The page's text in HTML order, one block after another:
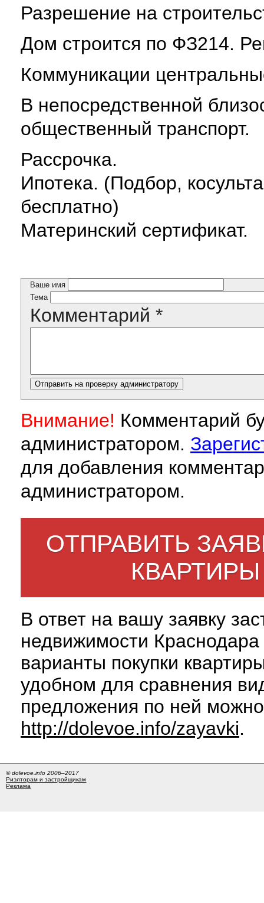
Разрешение на
Дом строится по ФЗ214.
Коммуникации
В непосредственной
общественный транспорт.
Рассрочка.
Ипотека. (Подбор,
бесплатно)
Материнский сертификат.
Ваше имя
Тема
Комментарий *
Внимание! Комментарий
администратором.
для добавления
администратором.
ОТПРАВИТЬ
В ответ на вашу заявку
недвижимости
варианты покупки
удобном для сравнения
предложения по ней
http://dolevoe.info/zayavki.
© dolevoe.info 2006–2017
Риэлторам и застройщикам
Реклама